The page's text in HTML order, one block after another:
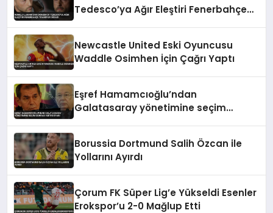
Tedesco’ya Ağır Eleştiri Fenerbahçe
Newcastle United Eski Oyuncusu
Waddle Osimhen İçin Çağrı Yaptı
Eşref Hamamcıoğlu’ndan
Galatasaray yönetimine seçim
Borussia Dortmund Salih Özcan ile
Yollarını Ayırdı
Çorum FK Süper Lig’e Yükseldi Esenler
Erokspor’u 2-0 Mağlup Etti